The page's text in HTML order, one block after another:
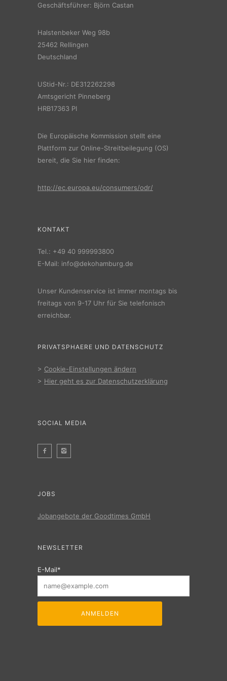
Geschäftsführer: Björn Castan
Halstenbeker Weg 98b
25462 Rellingen
Deutschland
UStid-Nr.: DE312262298
Amtsgericht Pinneberg
HRB17363 PI
Die Europäische Kommission stellt eine
Plattform zur Online-Streitbeilegung (OS)
bereit, die Sie hier finden:
http://ec.europa.eu/consumers/odr/
KONTAKT
Tel.: +49 40 999993800
E-Mail: info@dekohamburg.de
Unser Kundenservice ist immer montags bis
freitags von 9-17 Uhr für Sie telefonisch
erreichbar.
PRIVATSPHAERE UND DATENSCHUTZ
> Cookie-Einstellungen ändern
> Hier geht es zur Datenschutzerklärung
SOCIAL MEDIA
JOBS
Jobangebote der Goodtimes GmbH
NEWSLETTER
E-Mail*
ANMELDEN